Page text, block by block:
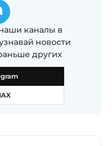
каналы в
новости
других